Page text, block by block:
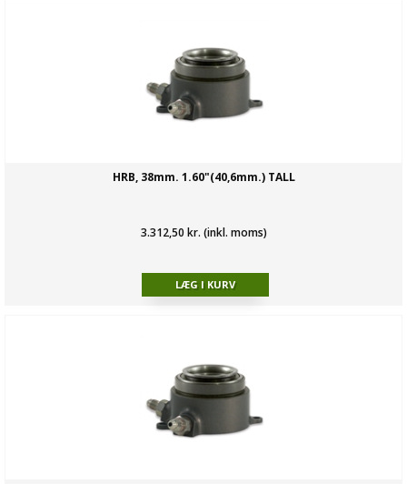
HRB, 38mm. 1.60"(40,6mm.) TALL
3.312,50 kr. (inkl. moms)